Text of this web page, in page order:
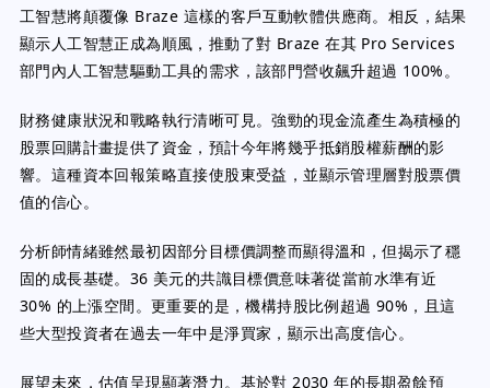
工智慧將顛覆像 Braze 這樣的客戶互動軟體供應商。相反，結果
顯示人工智慧正成為順風，推動了對 Braze 在其 Pro Services
部門內人工智慧驅動工具的需求，該部門營收飆升超過 100%。
財務健康狀況和戰略執行清晰可見。強勁的現金流產生為積極的
股票回購計畫提供了資金，預計今年將幾乎抵銷股權薪酬的影
響。這種資本回報策略直接使股東受益，並顯示管理層對股票價
值的信心。
分析師情緒雖然最初因部分目標價調整而顯得溫和，但揭示了穩
固的成長基礎。36 美元的共識目標價意味著從當前水準有近
30% 的上漲空間。更重要的是，機構持股比例超過 90%，且這
些大型投資者在過去一年中是淨買家，顯示出高度信心。
展望未來，估值呈現顯著潛力。基於對 2030 年的長期盈餘預